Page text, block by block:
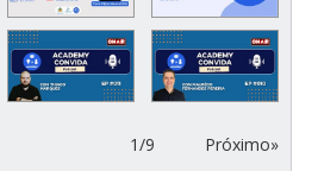
1/9 Próximo»